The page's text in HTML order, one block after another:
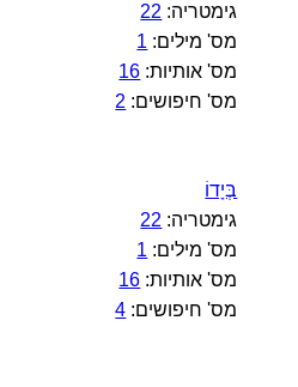
גימטריה: 22
מס' מילים: 1
מס' אותיות: 16
מס' חיפושים: 2
בְּיָדוֹ
גימטריה: 22
מס' מילים: 1
מס' אותיות: 16
מס' חיפושים: 4